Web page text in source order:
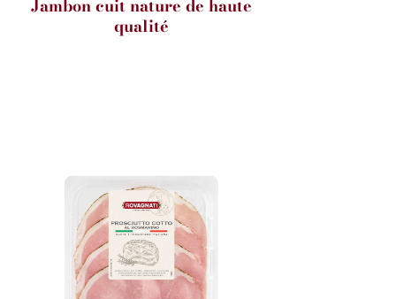
Jambon cuit nature de haute
qualité